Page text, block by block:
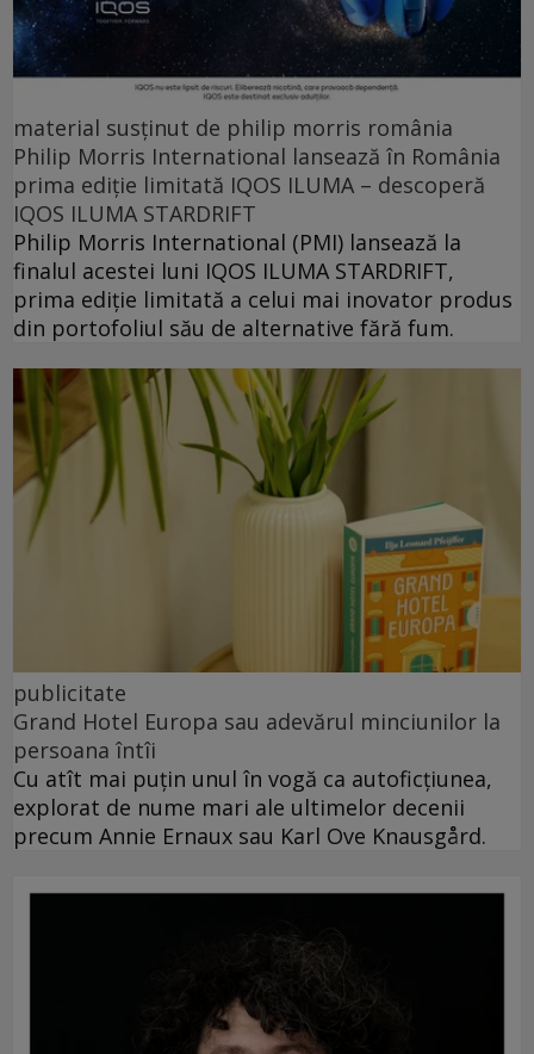
material susținut de philip morris românia
Philip Morris International lansează în România
prima ediție limitată IQOS ILUMA – descoperă
IQOS ILUMA STARDRIFT
Philip Morris International (PMI) lansează la
finalul acestei luni IQOS ILUMA STARDRIFT,
prima ediție limitată a celui mai inovator produs
din portofoliul său de alternative fără fum.
publicitate
Grand Hotel Europa sau adevărul minciunilor la
persoana întîi
Cu atît mai puțin unul în vogă ca autoficțiunea,
explorat de nume mari ale ultimelor decenii
precum Annie Ernaux sau Karl Ove Knausgård.